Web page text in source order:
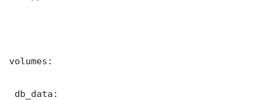
volumes:
db_data: